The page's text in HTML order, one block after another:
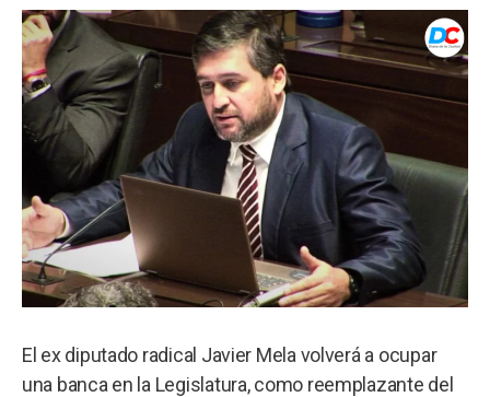
El ex diputado radical Javier Mela volverá a ocupar
una banca en la Legislatura, como reemplazante del